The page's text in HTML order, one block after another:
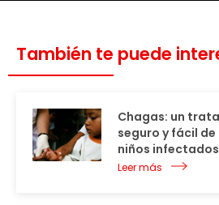
También te puede
Chagas: un
seguro y fácil
niños infectados
Leer más